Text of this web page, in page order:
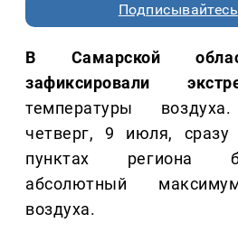
В Самарской
зафиксировали
температуры
четверг, 9 июля,
пунктах региона
абсолютный
воздуха.